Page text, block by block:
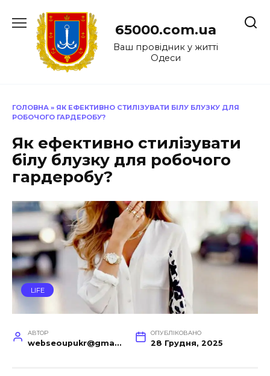
до
65000.com.ua
Ваш провідник у житті
Одеси
ГОЛОВНА » ЯК ЕФЕКТИВНО СТИЛІЗУВАТИ БІЛУ БЛУЗКУ ДЛЯ
РОБОЧОГО ГАРДЕРОБУ?
Як ефективно стилізувати
білу блузку для робочого
гардеробу?
LIFE
АВТОР
webseoupukr@gmail.com
ОПУБЛІКОВАНО
28 Грудня, 2025